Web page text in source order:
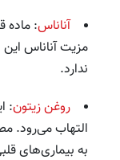
آناناس: ماده
مزیت آناناس
ندارد.
روغن زیتون:
التهاب می‌رود.
به بیماری‌های